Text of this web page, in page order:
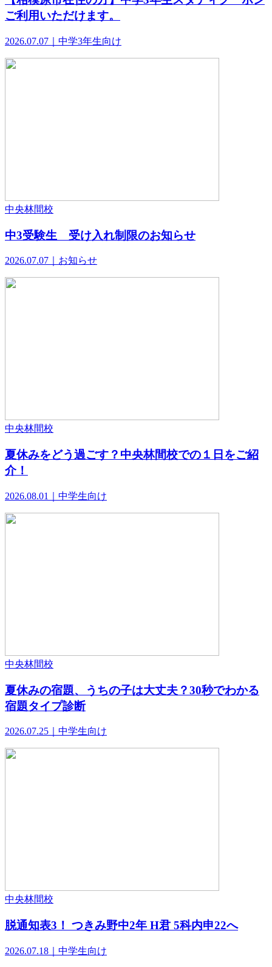
ご利用いただけます。
2026.07.07｜中学3年生向け
中央林間校
中3受験生 受け入れ制限のお知らせ
2026.07.07｜お知らせ
中央林間校
夏休みをどう過ごす？中央林間校での１日をご紹
介！
2026.08.01｜中学生向け
中央林間校
夏休みの宿題、うちの子は大丈夫？30秒でわかる
宿題タイプ診断
2026.07.25｜中学生向け
中央林間校
脱通知表3！ つきみ野中2年 H君 5科内申22へ
2026.07.18｜中学生向け